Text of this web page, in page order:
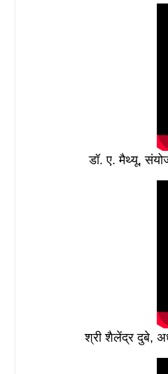
डॉ. ए. मैथ्यू,
श्री शैलेंद्र दुबे,